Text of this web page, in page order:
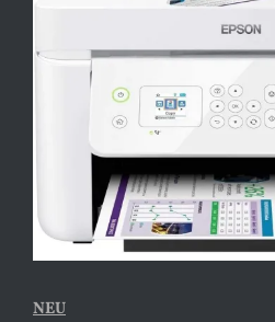
NEU